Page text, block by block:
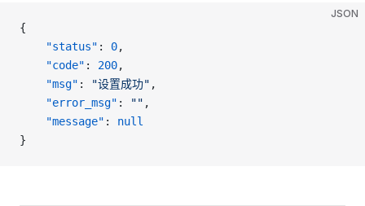
JSON
{
    "status"
: 0,
    "code"
: 200,
    "msg"
: "设置成功" ,
    "error_msg"
: "" ,
    "message"
: null
}